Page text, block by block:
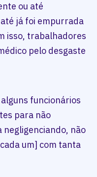
ou até
já foi empurrada
isso, trabalhadores
pelo desgaste
funcionários
para não
negligenciando, não
um] com tanta